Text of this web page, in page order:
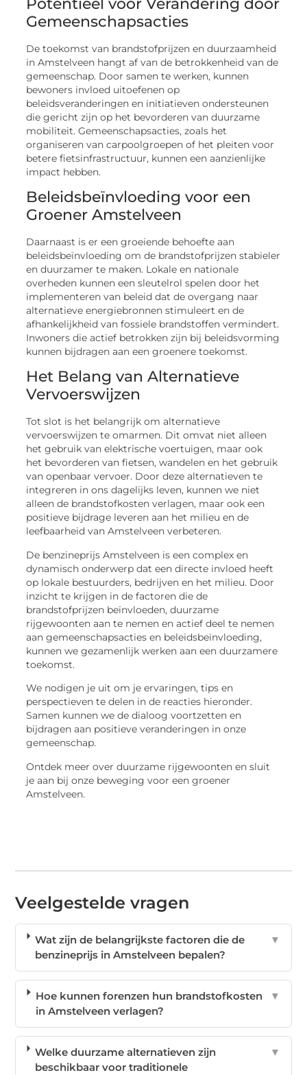
Gemeenschapsacties
De toekomst van brandstofprijzen en duurzaamheid
in Amstelveen hangt af van de betrokkenheid van de
gemeenschap. Door samen te werken, kunnen
bewoners invloed uitoefenen op
beleidsveranderingen en initiatieven ondersteunen
die gericht zijn op het bevorderen van duurzame
mobiliteit. Gemeenschapsacties, zoals het
organiseren van carpoolgroepen of het pleiten voor
betere fietsinfrastructuur, kunnen een aanzienlijke
impact hebben.
Beleidsbeïnvloeding voor een
Groener Amstelveen
Daarnaast is er een groeiende behoefte aan
beleidsbeïnvloeding om de brandstofprijzen stabieler
en duurzamer te maken. Lokale en nationale
overheden kunnen een sleutelrol spelen door het
implementeren van beleid dat de overgang naar
alternatieve energiebronnen stimuleert en de
afhankelijkheid van fossiele brandstoffen vermindert.
Inwoners die actief betrokken zijn bij beleidsvorming
kunnen bijdragen aan een groenere toekomst.
Het Belang van Alternatieve
Vervoerswijzen
Tot slot is het belangrijk om alternatieve
vervoerswijzen te omarmen. Dit omvat niet alleen
het gebruik van elektrische voertuigen, maar ook
het bevorderen van fietsen, wandelen en het gebruik
van openbaar vervoer. Door deze alternatieven te
integreren in ons dagelijks leven, kunnen we niet
alleen de brandstofkosten verlagen, maar ook een
positieve bijdrage leveren aan het milieu en de
leefbaarheid van Amstelveen verbeteren.
De benzineprijs Amstelveen is een complex en
dynamisch onderwerp dat een directe invloed heeft
op lokale bestuurders, bedrijven en het milieu. Door
inzicht te krijgen in de factoren die de
brandstofprijzen beïnvloeden, duurzame
rijgewoonten aan te nemen en actief deel te nemen
aan gemeenschapsacties en beleidsbeïnvloeding,
kunnen we gezamenlijk werken aan een duurzamere
toekomst.
We nodigen je uit om je ervaringen, tips en
perspectieven te delen in de reacties hieronder.
Samen kunnen we de dialoog voortzetten en
bijdragen aan positieve veranderingen in onze
gemeenschap.
Ontdek meer over duurzame rijgewoonten en sluit
je aan bij onze beweging voor een groener
Amstelveen.
Veelgestelde vragen
Wat zijn de belangrijkste factoren die de
benzineprijs in Amstelveen bepalen?
▼
Hoe kunnen forenzen hun brandstofkosten
in Amstelveen verlagen?
▼
Welke duurzame alternatieven zijn
beschikbaar voor traditionele
▼